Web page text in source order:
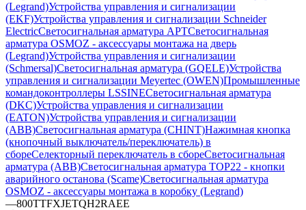
(Legrand)Устройства управления и сигнализации
(EKF)Устройства управления и сигнализации Schneider
ElectricСветосигнальная арматура APTСветосигнальная
арматура OSMOZ - аксессуары монтажа на дверь
(Legrand)Устройства управления и сигнализации
(Schmersal)Светосигнальная арматура (GQELE)Устройства
управления и сигнализации Meyertec (OWEN)Промышленные
командоконтроллеры LSSINEСветосигнальная арматура
(DKC)Устройства управления и сигнализации
(EATON)Устройства управления и сигнализации
(ABB)Светосигнальная арматура (CHINT)Нажимная кнопка
(кнопочный выключатель/переключатель) в
сбореСелекторный переключатель в сбореСветосигнальная
арматура (ABB)Светосигнальная арматура TOP22 - кнопки
аварийного останова (Scame)Светосигнальная арматура
OSMOZ - аксессуары монтажа в коробку (Legrand)
—800TTFXJETQH2RAEE